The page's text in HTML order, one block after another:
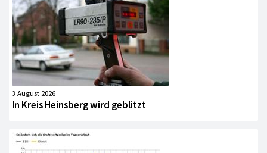
3 August 2026
In Kreis Heinsberg wird geblitzt